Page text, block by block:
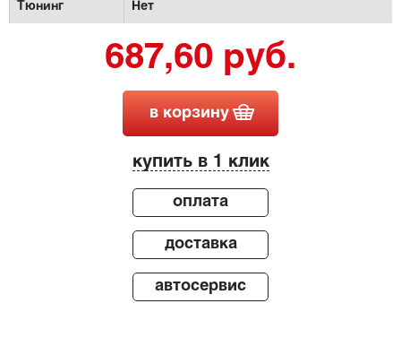
Тюнинг Нет
687,60 руб.
в корзину
купить в 1 клик
оплата
доставка
автосервис